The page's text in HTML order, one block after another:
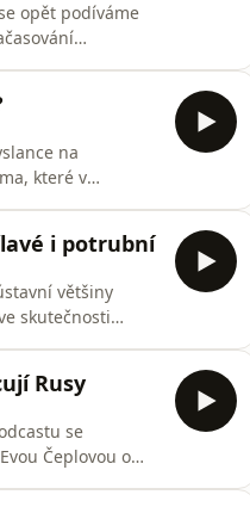
opět podíváme
na
které v
i potrubní
většiny
skutečnosti
Rusy
se
Čeplovou o